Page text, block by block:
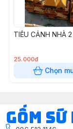
TIỂU CẢNH NHÀ 2
25.000đ
Chọn
Gốm